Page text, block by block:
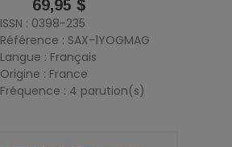
Prix
69,95 $
ISSN : 0398-235
Référence : SAX-1YOGMAG
Langue : Français
Origine : France
Fréquence : 4 parution(s)